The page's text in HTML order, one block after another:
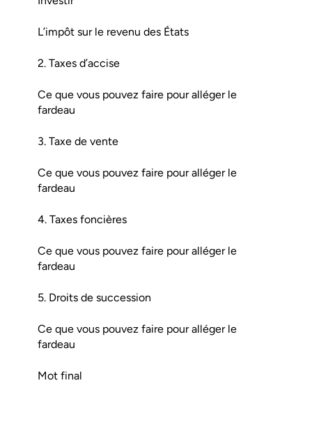
L’impôt sur le revenu des États
2. Taxes d’accise
Ce que vous pouvez faire pour alléger le
fardeau
3. Taxe de vente
Ce que vous pouvez faire pour alléger le
fardeau
4. Taxes foncières
Ce que vous pouvez faire pour alléger le
fardeau
5. Droits de succession
Ce que vous pouvez faire pour alléger le
fardeau
Mot final